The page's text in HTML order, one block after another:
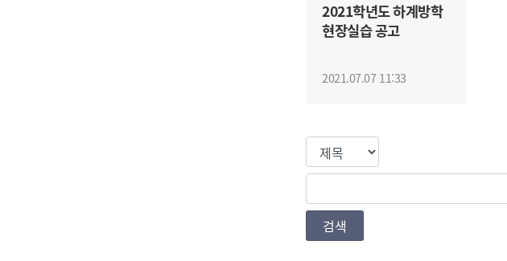
2021학년도 하계방학
현장실습 공고
2021.07.07 11:33
검색조건
검색값
검색